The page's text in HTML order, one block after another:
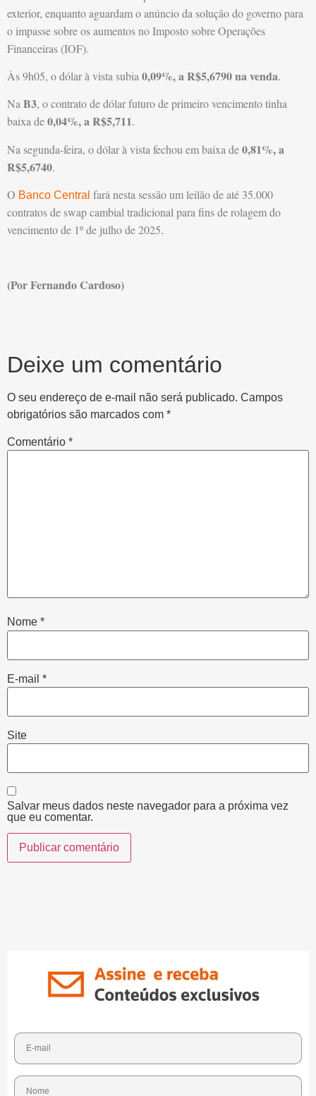
exterior, enquanto aguardam o anúncio da solução do governo para
o impasse sobre os aumentos no Imposto sobre Operações
Financeiras (IOF).
Às 9h05, o dólar à vista subia 0,09%, a R$5,6790 na venda.
NaB3, o contrato de dólar futuro de primeiro vencimento tinha
baixa de0,04%, a R$5,711.
Na segunda-feira, o dólar à vista fechou em baixa de0,81%, a
R$5,6740.
O Banco Central fará nesta sessão um leilão de até 35.000
contratos de swap cambial tradicional para fins de rolagem do
vencimento de 1º de julho de 2025.
(Por Fernando Cardoso)
Deixe um comentário
O seu endereço de e-mail não será publicado. Campos
obrigatórios são marcados com *
Comentário *
Nome *
E-mail *
Site
Salvar meus dados neste navegador para a próxima vez
que eu comentar.